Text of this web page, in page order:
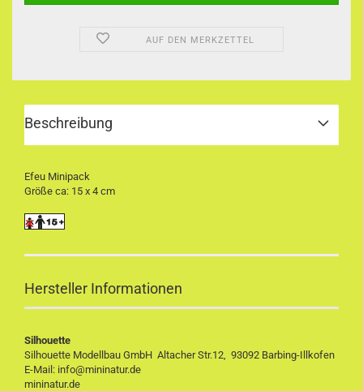
AUF DEN MERKZETTEL
Beschreibung
Efeu Minipack
Größe ca: 15 x 4 cm
Hersteller Informationen
Silhouette
Silhouette Modellbau GmbH Altacher Str.12, 93092 Barbing-Illkofen
E-Mail: info@mininatur.de
mininatur.de